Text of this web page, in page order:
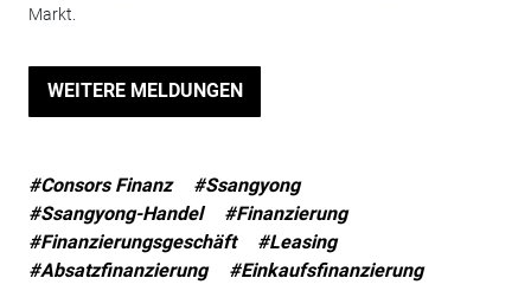
Markt.
WEITERE MELDUNGEN
#Consors Finanz
#Ssangyong
#Ssangyong-Handel
#Finanzierung
#Finanzierungsgeschäft
#Leasing
#Absatzfinanzierung
#Einkaufsfinanzierung